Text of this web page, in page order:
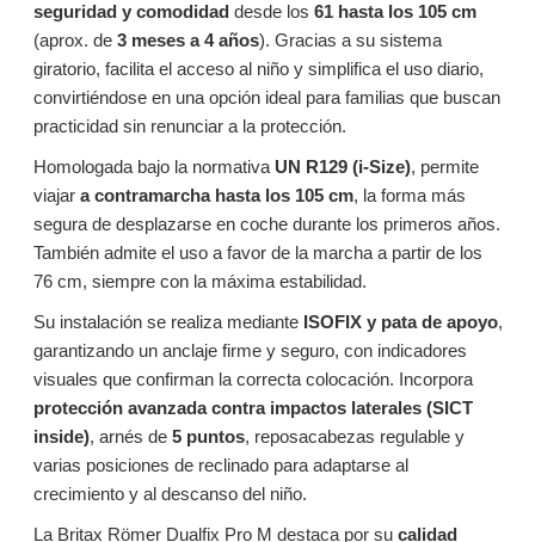
seguridad y comodidaddesde los 61 hasta los 105 cm
(aprox. de 3 meses a 4 años). Gracias a su sistema
giratorio, facilita el acceso al niño y simplifica el uso diario,
convirtiéndose en una opción ideal para familias que buscan
practicidad sin renunciar a la protección.
Homologada bajo la normativa UN R129 (i-Size), permite
viajar a contramarcha hasta los 105 cm, la forma más
segura de desplazarse en coche durante los primeros años.
También admite el uso a favor de la marcha a partir de los
76 cm, siempre con la máxima estabilidad.
Su instalación se realiza mediante ISOFIX y pata de apoyo,
garantizando un anclaje firme y seguro, con indicadores
visuales que confirman la correcta colocación. Incorpora
protección avanzada contra impactos laterales (SICT
inside), arnés de 5 puntos, reposacabezas regulable y
varias posiciones de reclinado para adaptarse al
crecimiento y al descanso del niño.
La Britax Römer Dualfix Pro M destaca por su calidad